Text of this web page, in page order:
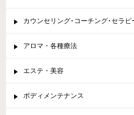
カウンセリング･コーチング･セラピ
アロマ・各種療法
エステ・美容
ボディメンテナンス